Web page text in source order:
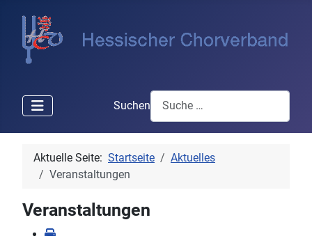
Suchen
Aktuelle Seite: Startseite
Aktuelles
Veranstaltungen
Veranstaltungen